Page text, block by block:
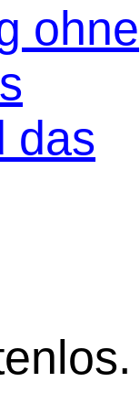
ohne
das